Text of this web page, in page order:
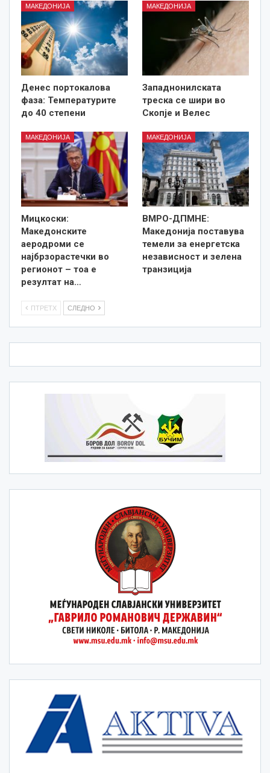
МАКЕДОНИЈА
Денес портокалова
фаза: Температурите
до 40 степени
МАКЕДОНИЈА
Западнонилската
треска се шири во
Скопје и Велес
МАКЕДОНИЈА
Мицкоски:
Македонските
аеродроми се
најбрзорастечки во
регионот – тоа е
резултат на…
МАКЕДОНИЈА
ВМРО-ДПМНЕ:
Македонија поставува
темели за енергетска
независност и зелена
транзиција
ПТРЕТХ СЛЕДНО